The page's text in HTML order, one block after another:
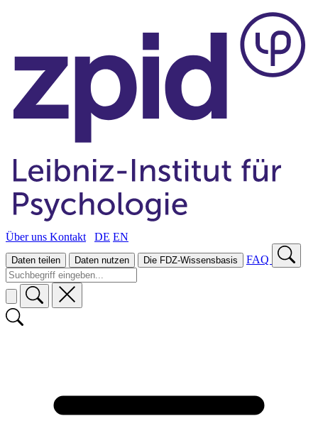
Über uns Kontakt DE EN
Daten teilen Daten nutzen Die FDZ-Wissensbasis FAQ